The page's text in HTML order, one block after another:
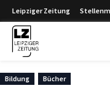
Leipziger Zeitung
Bildung Bücher